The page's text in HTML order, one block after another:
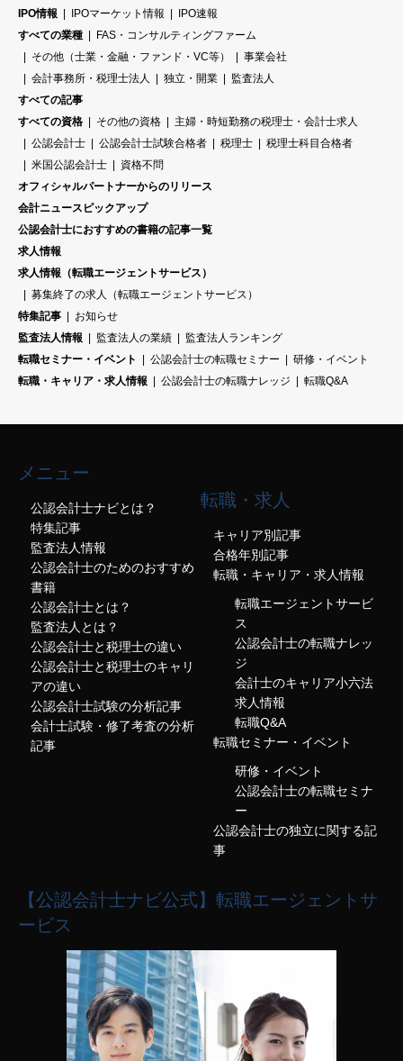
IPO情報 IPOマーケット情報
IPO速報
すべての業種
FAS・コンサルティングファーム
その他（士業・金融・ファンド・VC等）
事業会社
会計事務所・税理士法人
独立・開業
監査法人
すべての記事
すべての資格
その他の資格
主婦・時短勤務の税理士・会計士求人
公認会計士
公認会計士試験合格者 税理士
税理士科目合格者
米国公認会計士
資格不問
オフィシャルパートナーからのリリース
会計ニュースピックアップ
公認会計士におすすめの書籍の記事一覧
求人情報
求人情報（転職エージェントサービス）
募集終了の求人（転職エージェントサービス）
特集記事
お知らせ
監査法人情報
監査法人の業績
監査法人ランキング
転職セミナー・イベント
公認会計士の転職セミナー
研修・イベント
転職・キャリア・求人情報
公認会計士の転職ナレッジ 転職Q&A
メニュー
公認会計士ナビとは？
特集記事
監査法人情報
公認会計士のためのおすすめ
書籍
公認会計士とは？
監査法人とは？
公認会計士と税理士の違い
公認会計士と税理士のキャリ
アの違い
公認会計士試験の分析記事
会計士試験・修了考査の分析
記事
転職・求人
キャリア別記事
合格年別記事
転職・キャリア・求人情報
転職エージェントサービ
ス
公認会計士の転職ナレッ
ジ
会計士のキャリア小六法
求人情報
転職Q&A
転職セミナー・イベント
研修・イベント
公認会計士の転職セミナ
ー
公認会計士の独立に関する記
事
【公認会計士ナビ公式】転職エージェントサ
ービス